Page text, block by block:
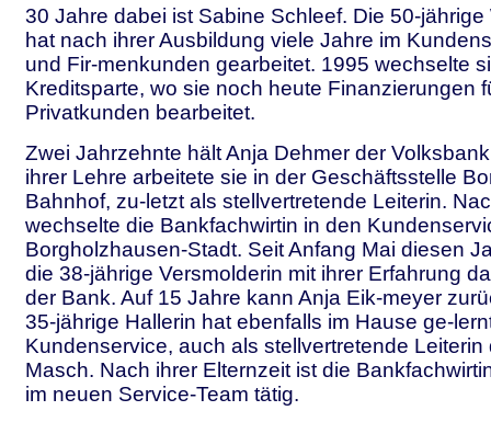
30 Jahre dabei ist Sabine Schleef. Die 50-jährige
hat nach ihrer Ausbildung viele Jahre im
und Fir-menkunden gearbeitet. 1995 wechselte
Kreditsparte, wo sie noch heute Finanzierungen
Privatkunden bearbeitet.
Zwei Jahrzehnte hält Anja Dehmer der
ihrer Lehre arbeitete sie in der Geschäftsstelle
Bahnhof, zu-letzt als stellvertretende Leiterin.
wechselte die Bankfachwirtin in den
Borgholzhausen-Stadt. Seit Anfang Mai diesen
die 38-jährige Versmolderin mit ihrer Erfahrung
der Bank. Auf 15 Jahre kann Anja Eik-meyer
35-jährige Hallerin hat ebenfalls im Hause ge-
Kundenservice, auch als stellvertretende Leiterin
Masch. Nach ihrer Elternzeit ist die
im neuen Service-Team tätig.